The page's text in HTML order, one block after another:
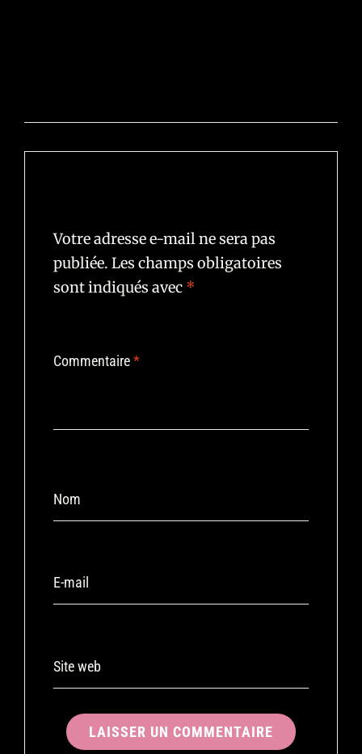
Votre adresse e-mail ne sera pas
publiée. Les champs obligatoires
sont indiqués avec *
Commentaire*
Nom
E-mail
Site web